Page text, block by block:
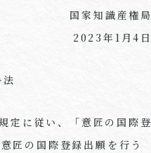
国家知識産権局
2023年1月4日
定に従い、「意匠の国際登
匠の国際登録出願を行う